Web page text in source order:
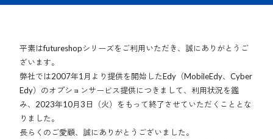
平素はfutureshopシリーズをご利用いただき、誠にありがとうご
ざいます。
弊社では2007年1月より提供を開始したEdy（MobileEdy、Cyber
Edy）のオプションサービス提供につきまして、利用状況を鑑
み、2023年10月3日（火）をもって終了させていただくこととな
りました。
長らくのご愛顧、誠にありがとうございました。